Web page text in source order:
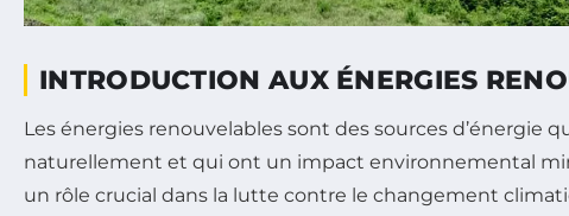
INTRODUCTION AUX ÉNERGIES
Les énergies renouvelables sont des sources d’énergie
naturellement et qui ont un impact environnemental
un rôle crucial dans la lutte contre le changement